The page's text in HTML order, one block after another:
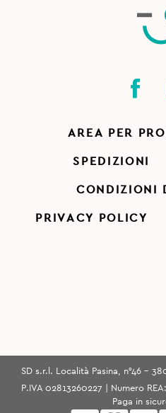
AREA PER
SPEDIZIONI
CONDIZIONI
PRIVACY POLICY
SD s.r.l. Località Pasina, n°46 -
P.IVA 02813260227 | Numero
Paga in